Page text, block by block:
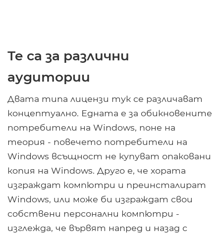
Те са за различни
аудитории
Двата типа лицензи тук се различават
концептуално. Едната е за обикновените
потребители на Windows, поне на
теория - повечето потребители на
Windows всъщност не купуват опаковани
копия на Windows. Друго е, че хората
изграждат компютри и преинсталират
Windows, или може би изграждат свои
собствени персонални компютри -
изглежда, че вървят напред и назад с